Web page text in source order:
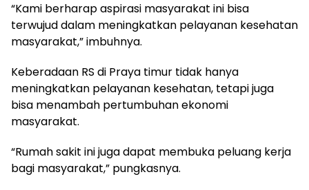
“Kami berharap aspirasi masyarakat ini bisa
terwujud dalam meningkatkan pelayanan kesehatan
masyarakat,” imbuhnya.
Keberadaan RS di Praya timur tidak hanya
meningkatkan pelayanan kesehatan, tetapi juga
bisa menambah pertumbuhan ekonomi
masyarakat.
“Rumah sakit ini juga dapat membuka peluang kerja
bagi masyarakat,” pungkasnya.